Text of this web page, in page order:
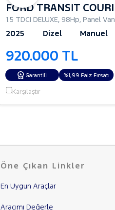
FORD TRANSIT
1.5 TDCI DELUXE, 98Hp, Panel Van
2025 Dizel Manuel
920.000 TL
Garantili %1,99 Faiz Fırsatı
Karşılaştır
Öne Çıkan Linkler
En Uygun Araçlar
Aracımı Değerle